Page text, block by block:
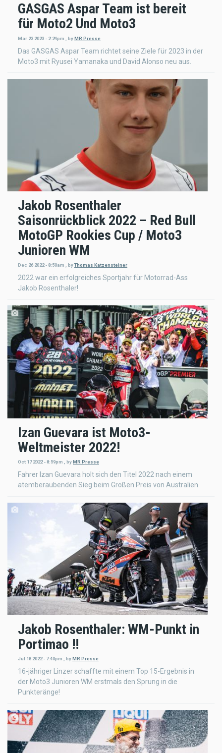
GASGAS Aspar Team ist bereit
für Moto2 Und Moto3
Mar 23 2023 - 2:24pm byMR Presse
Das GASGAS Aspar Team richtet seine Ziele für 2023 in der
Moto3 mit Ryusei Yamanaka und David Alonso neu aus.
Jakob Rosenthaler
Saisonrückblick 2022 – Red Bull
MotoGP Rookies Cup / Moto3
Junioren WM
Dec 26 2022 - 8:50am byThomas Katzensteiner
2022 war ein erfolgreiches Sportjahr für Motorrad-Ass
Jakob Rosenthaler!
Izan Guevara ist Moto3-
Weltmeister 2022!
Oct 17 2022 - 8:59pm byMR Presse
Fahrer Izan Guevara holt sich den Titel 2022 nach einem
atemberaubenden Sieg beim Großen Preis von Australien.
Jakob Rosenthaler: WM-Punkt in
Portimao !!
Jul 18 2022 - 7:40pm byMR Presse
16-jähriger Linzer schaffte mit einem Top 15-Ergebnis in
der Moto3 Junioren WM erstmals den Sprung in die
Punkteränge!